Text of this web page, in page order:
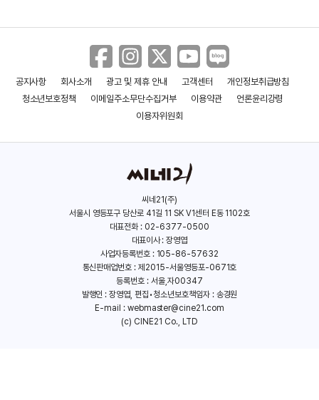
정희진
공지사항 회사소개 광고 및 제휴 안내 고객센터
개인정보취급방침
청소년보호정책
이메일주소무단수집거부 이용약관
언론윤리강령
이용자위원회
씨네21(주)
서울시 영등포구 당산로 41길 11 SK V1센터 E동 1102호
대표전화 : 02-6377-0500
대표이사 : 장영엽
사업자등록번호 : 105-86-57632
통신판매업번호 : 제2015-서울영등포-0671호
등록번호 : 서울,자00347
발행인 : 장영엽, 편집•청소년보호책임자 : 송경원
E-mail : webmaster@cine21.com
(c) CINE21 Co., LTD